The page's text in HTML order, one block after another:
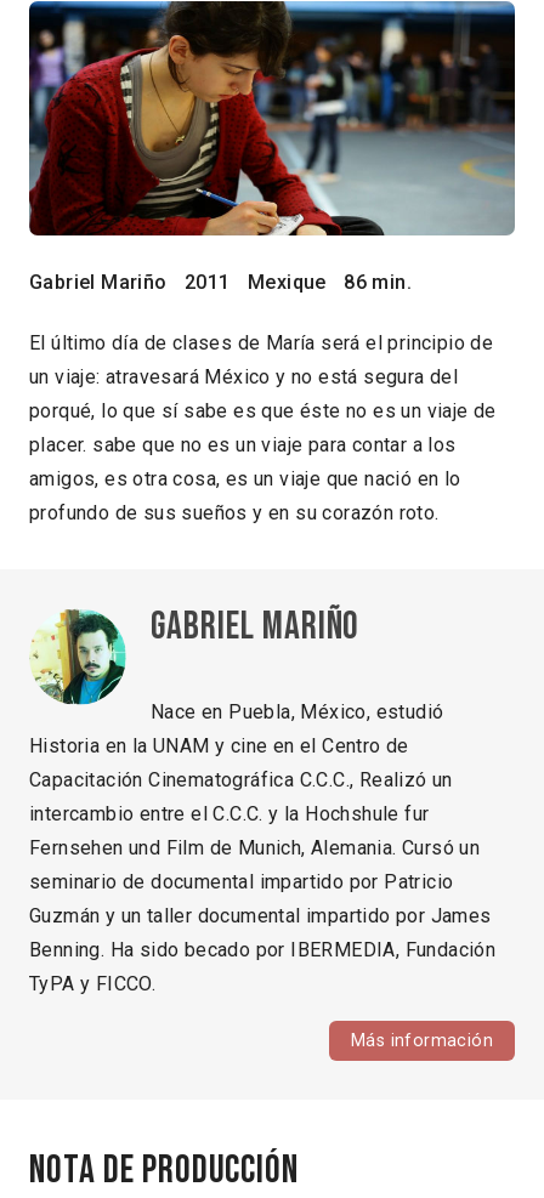
Gabriel Mariño 2011 Mexique 86 min.
El último día de clases de María será el principio de
un viaje: atravesará México y no está segura del
porqué, lo que sí sabe es que éste no es un viaje de
placer. sabe que no es un viaje para contar a los
amigos, es otra cosa, es un viaje que nació en lo
profundo de sus sueños y en su corazón roto.
Gabriel Mariño
Nace en Puebla, México, estudió
Historia en la UNAM y cine en el Centro de
Capacitación Cinematográfica C.C.C., Realizó un
intercambio entre el C.C.C. y la Hochshule fur
Fernsehen und Film de Munich, Alemania. Cursó un
seminario de documental impartido por Patricio
Guzmán y un taller documental impartido por James
Benning. Ha sido becado por IBERMEDIA, Fundación
TyPA y FICCO.
Más información
Nota de producción